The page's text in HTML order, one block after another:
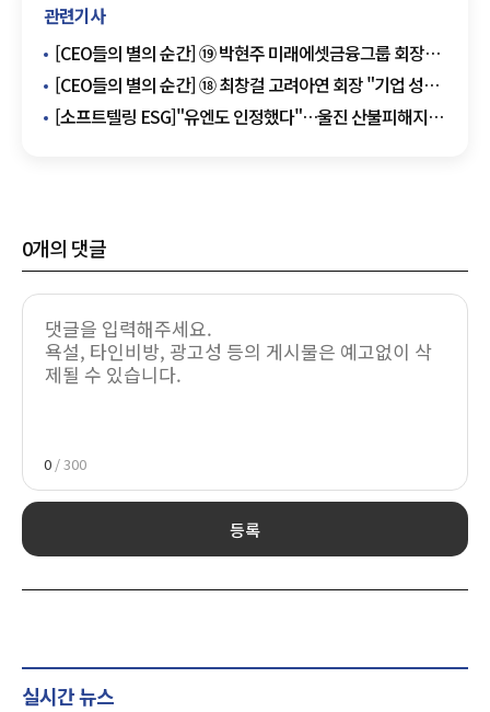
관련기사
[CEO들의 별의 순간] ⑲ 박현주 미래에셋금융그룹 회장
"해외 개척 없이 진정한 일류기업으로 도약할 수 없다"
[CEO들의 별의 순간] ⑱ 최창걸 고려아연 회장 "기업 성장
멈추는 것…사람으로 치면 죽는 것"
[소프트텔링 ESG]"유엔도 인정했다"…울진 산불피해지,
0개의 댓글
0 / 300
등록
실시간 뉴스